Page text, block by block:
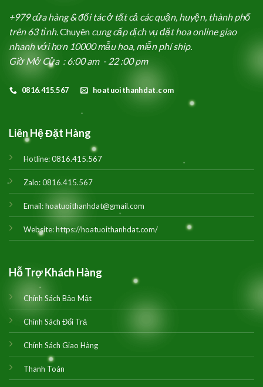
+979 cửa hàng & đối tác ở tất cả các quận, huyện, thành phố
trên 63 tỉnh.Chuyên cung cấp dịch vụ đặt hoa online giao
nhanh với hơn 10000 mẫu hoa, miễn phí ship.
Giờ Mở Cửa : 6:00 am - 22 :00 pm
0816.415.567 hoatuoithanhdat.com
Liên Hệ Đặt Hàng
Hotline:0816.415.567
Zalo:0816.415.567
Email:hoatuoithanhdat@gmail.com
Website:https://hoatuoithanhdat.com/
Hỗ Trợ Khách Hàng
Chính Sách Bảo Mật
Chính Sách Đổi Trả
Chính Sách Giao Hàng
Thanh Toán